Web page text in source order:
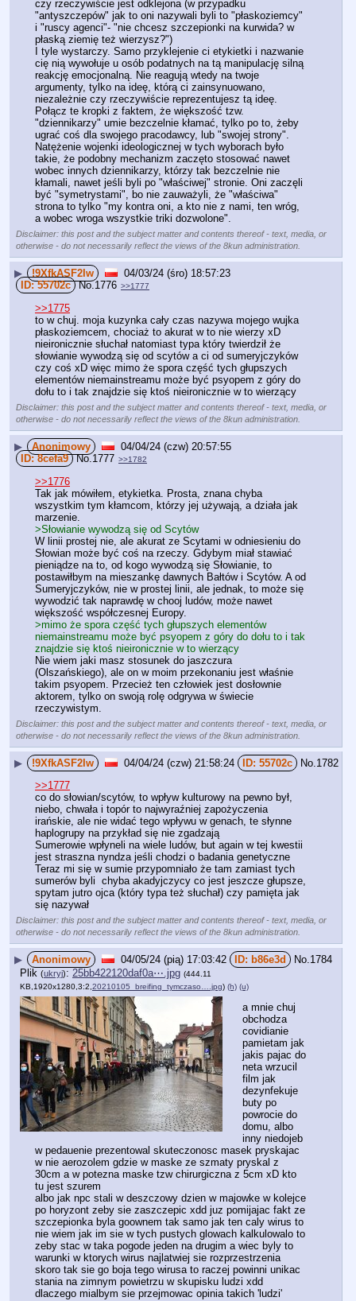
czy rzeczywiście jest odklejona (w przypadku
"antyszczepów" jak to oni nazywali byli to "płaskoziemcy"
i "ruscy agenci"- "nie chcesz szczepionki na kurwida? w
płaską ziemię też wierzysz?")
I tyle wystarczy. Samo przyklejenie ci etykietki i nazwanie
cię nią wywołuje u osób podatnych na tą manipulację silną
reakcję emocjonalną. Nie reagują wtedy na twoje
argumenty, tylko na ideę, którą ci zainsynuowano,
niezależnie czy rzeczywiście reprezentujesz tą ideę.
Połącz te kropki z faktem, że większość tzw.
"dziennikarzy" umie bezczelnie kłamać, tylko po to, żeby
ugrać coś dla swojego pracodawcy, lub "swojej strony".
Natężenie wojenki ideologicznej w tych wyborach było
takie, że podobny mechanizm zaczęto stosować nawet
wobec innych dziennikarzy, którzy tak bezczelnie nie
kłamali, nawet jeśli byli po "właściwej" stronie. Oni zaczęli
być "symetrystami", bo nie zauważyli, że "właściwa"
strona to tylko "my kontra oni, a kto nie z nami, ten wróg,
a wobec wroga wszystkie triki dozwolone".
Disclaimer: this post and the subject matter and contents thereof - text, media, or
otherwise - do not necessarily reflect the views of the 8kun administration.
▶ !9XfkASF2Iw
04/03/24 (śro) 18:57:23
55702c
No.1776 >>1777
>>1775
to w chuj. moja kuzynka cały czas nazywa mojego wujka
płaskoziemcem, chociaż to akurat w to nie wierzy xD
nieironicznie słuchał natomiast typa który twierdził że
słowianie wywodzą się od scytów a ci od sumeryjczyków
czy coś xD więc mimo że spora część tych głupszych
elementów niemainstreamu może być psyopem z góry do
dołu to i tak znajdzie się ktoś nieironicznie w to wierzący
Disclaimer: this post and the subject matter and contents thereof - text, media, or
otherwise - do not necessarily reflect the views of the 8kun administration.
▶ Anonimowy
04/04/24 (czw) 20:57:55
8cefa9
No.1777 >>1782
>>1776
Tak jak mówiłem, etykietka. Prosta, znana chyba
wszystkim tym kłamcom, którzy jej używają, a działa jak
marzenie.
>Słowianie wywodzą się od Scytów
W linii prostej nie, ale akurat ze Scytami w odniesieniu do
Słowian może być coś na rzeczy. Gdybym miał stawiać
pieniądze na to, od kogo wywodzą się Słowianie, to
postawiłbym na mieszankę dawnych Bałtów i Scytów. A od
Sumeryjczyków, nie w prostej linii, ale jednak, to może się
wywodzić tak naprawdę w chooj ludów, może nawet
większość współczesnej Europy.
>mimo że spora część tych głupszych elementów
niemainstreamu może być psyopem z góry do dołu to i tak
znajdzie się ktoś nieironicznie w to wierzący
Nie wiem jaki masz stosunek do jaszczura
(Olszańskiego), ale on w moim przekonaniu jest właśnie
takim psyopem. Przecież ten człowiek jest dosłownie
aktorem, tylko on swoją rolę odgrywa w świecie
rzeczywistym.
Disclaimer: this post and the subject matter and contents thereof - text, media, or
otherwise - do not necessarily reflect the views of the 8kun administration.
▶ !9XfkASF2Iw 04/04/24 (czw) 21:58:24 55702c No. 1782
>>1777
co do słowian/scytów, to wpływ kulturowy na pewno był,
niebo, chwała i topór to najwyraźniej zapożyczenia
irańskie, ale nie widać tego wpływu w genach, te słynne
haplogrupy na przykład się nie zgadzają
Sumerowie wpłyneli na wiele ludów, but again w tej kwestii
jest straszna nyndza jeśli chodzi o badania genetyczne
Teraz mi się w sumie przypomniało że tam zamiast tych
sumerów byli  chyba akadyjczycy co jest jeszcze głupsze,
spytam jutro ojca (który typa też słuchał) czy pamięta jak
się nazywał
Disclaimer: this post and the subject matter and contents thereof - text, media, or
otherwise - do not necessarily reflect the views of the 8kun administration.
▶ Anonimowy 04/05/24 (pią) 17:03:42 b86e3d No. 1784
Plik (ukryj): 25bb422120daf0a⋯.jpg (444.11
KB,1920x1280,3:2,20210105_breifing_tymczaso….jpg) (h) (u)
a mnie chuj
obchodza
covidianie
pamietam jak
jakis pajac do
neta wrzucil
film jak
dezynfekuje
buty po
powrocie do
domu, albo
inny niedojeb
w pedauenie prezentowal skuteczonosc masek pryskajac
w nie aerozolem gdzie w maske ze szmaty pryskal z
30cm a w potezna maske tzw chirurgiczna z 5cm xD kto
tu jest szurem
albo jak npc stali w deszczowy dzien w majowke w kolejce
po horyzont zeby sie zaszczepic xdd juz pomijajac fakt ze
szczepionka byla goownem tak samo jak ten caly wirus to
nie wiem jak im sie w tych pustych glowach kalkulowalo to
zeby stac w taka pogode jeden na drugim a wiec byly to
warunki w ktorych wirus najlatwiej sie rozprzestrzenia
skoro tak sie go boja tego wirusa to raczej powinni unikac
stania na zimnym powietrzu w skupisku ludzi xdd
dlaczego mialbym sie przejmowac opinia takich 'ludzi'